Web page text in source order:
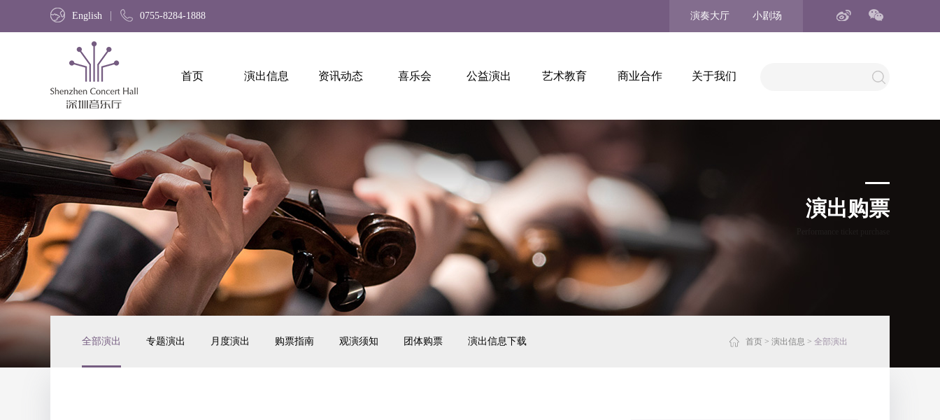
English 0755-8284-1888 演奏大厅 小剧场
首页 演出信息 资讯动态 喜乐会 公益演出 艺术教育 商业合作 关于我们
演出购票
全部演出 专题演出 月度演出 购票指南 观演须知 团体购票 演出信息下载 首页 > 演出信息 > 全部演出